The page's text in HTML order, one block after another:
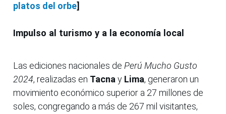
platos del orbe]
Impulso al turismo y a la economía local
Las ediciones nacionales de Perú Mucho Gusto
2024, realizadas en Tacnay Lima, generaron un
movimiento económico superior a 27 millones de
soles, congregando a más de 267 mil visitantes,